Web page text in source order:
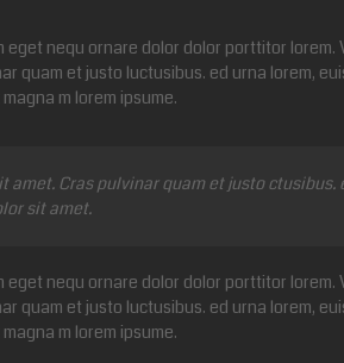
nequ ornare dolor dolor porttitor lorem.
quam et justo luctusibus. ed urna lorem,
m lorem ipsume.
amet. Cras pulvinar quam et justo ctusibus.
sit amet.
nequ ornare dolor dolor porttitor lorem.
quam et justo luctusibus. ed urna lorem,
m lorem ipsume.